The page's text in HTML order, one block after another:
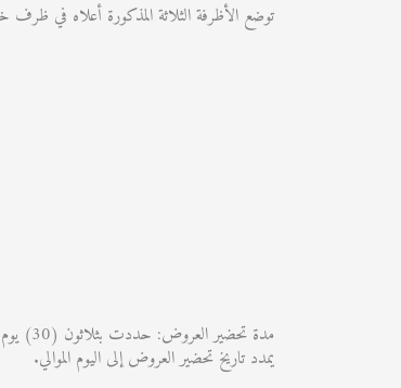
توضع الأظرفة الثلاثة المذكورة أعلاه في ظرف
مدة
يمدد تاريخ تحضير العروض إلى اليوم الموالي.